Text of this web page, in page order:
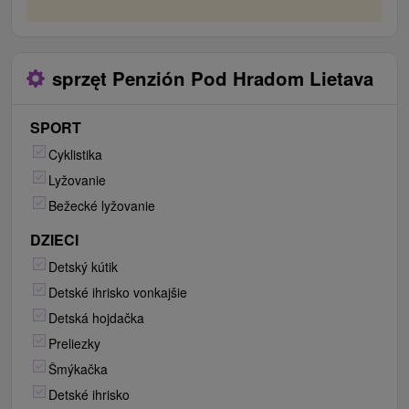
sprzęt Penzión Pod Hradom Lietava
SPORT
Cyklistika
Lyžovanie
Bežecké lyžovanie
DZIECI
Detský kútik
Detské ihrisko vonkajšie
Detská hojdačka
Preliezky
Šmýkačka
Detské ihrisko